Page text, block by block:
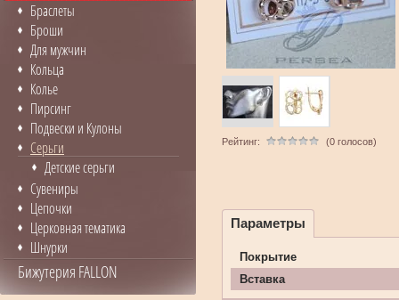
Рейтинг: (0 голосов)
Параметры
Покрытие
Вставка
Браслеты
Броши
Для мужчин
Кольца
Колье
Пирсинг
Подвески и Кулоны
Серьги
Детские серьги
Сувениры
Цепочки
Церковная тематика
Шнурки
Бижутерия FALLON